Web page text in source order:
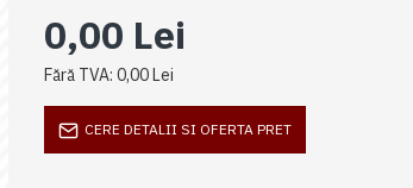
0,00 Lei
Fără TVA: 0,00 Lei
CERE DETALII SI OFERTA PRET